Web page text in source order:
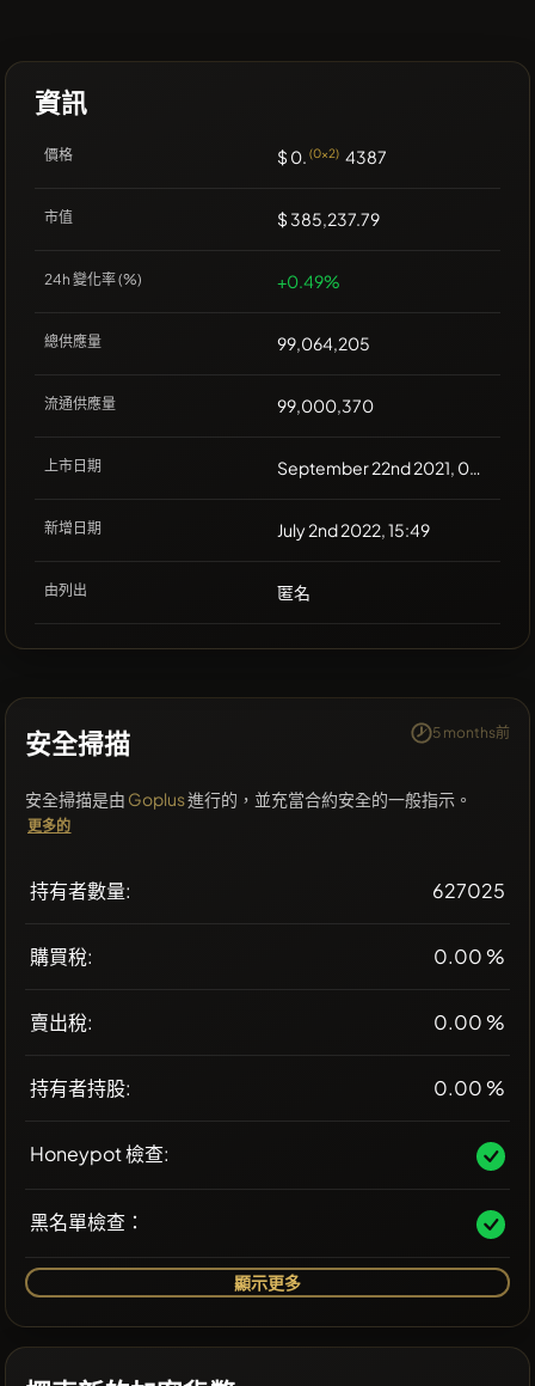
資訊
價格 $ 0. (0x2) 4387
市值 $ 385,237.79
24h 變化率 (%) +0.49%
總供應量 99,064,205
流通供應量 99,000,370
上市日期 September 22nd 2021, 00:00
新增日期 July 2nd 2022, 15:49
由列出 匿名
安全掃描 5 months前
安全掃描是由 Goplus進行的，並充當合約安全的一般指示。
更多的
持有者數量: 627025
購買稅: 0.00 %
賣出稅: 0.00 %
持有者持股: 0.00 %
Honeypot 檢查:
黑名單檢查：
顯示更多